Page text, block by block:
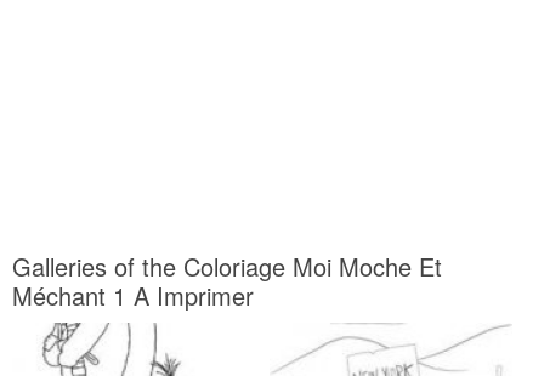
Galleries of the Coloriage Moi Moche Et
Méchant 1 A Imprimer